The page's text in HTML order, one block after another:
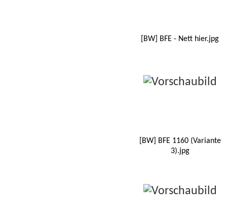
[BW] BFE - Nett hier.jpg
[BW] BFE 1160 (Variante
3).jpg